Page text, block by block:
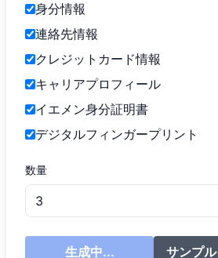
身分情報
連絡先情報
クレジットカード情報
キャリアプロフィール
イエメン身分証明書
デジタルフィンガープリント
数量
生成中... サンプ